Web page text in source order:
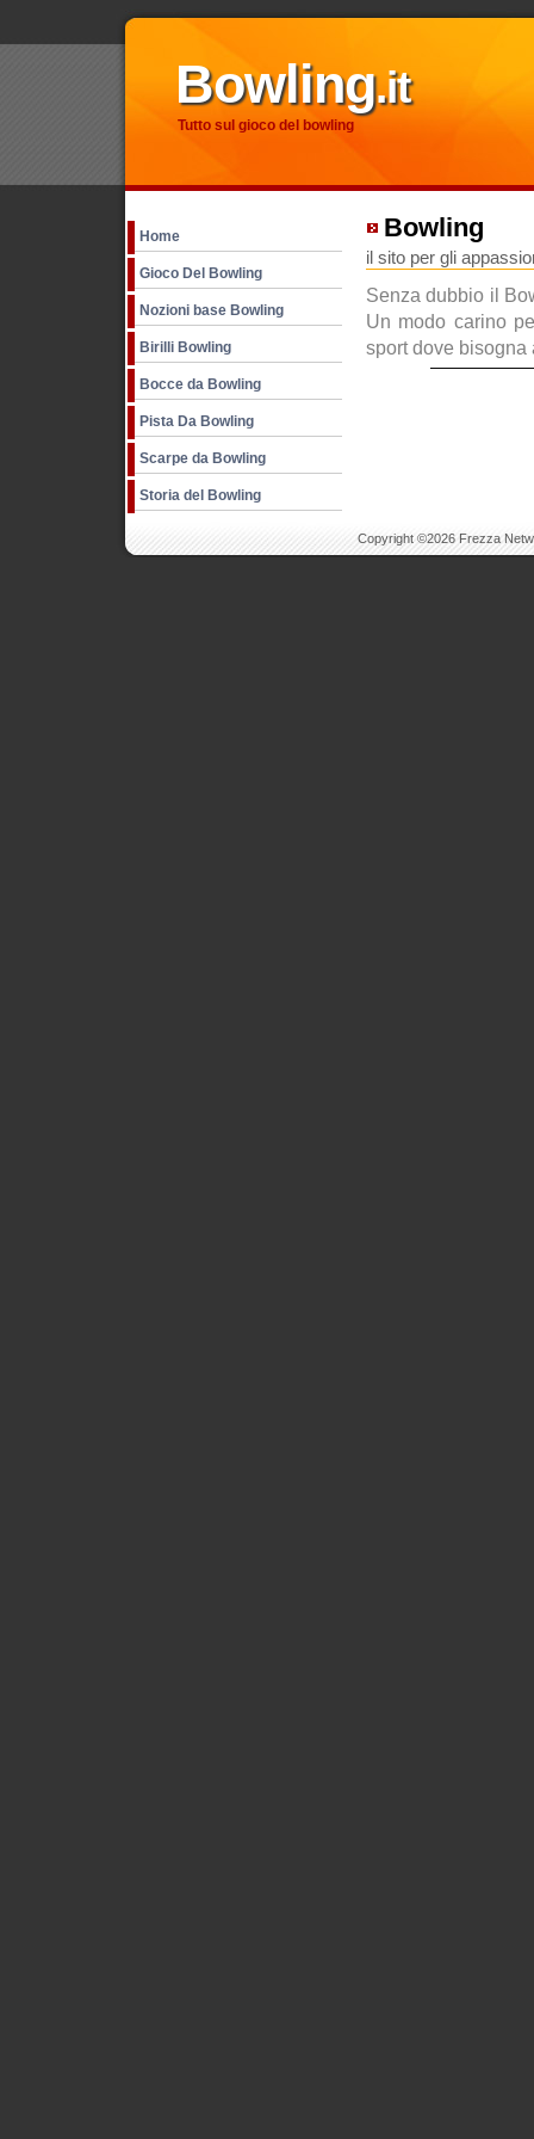
Bowling.it
Tutto sul gioco del bowling
Bowling
il sito per gli
Senza dubbio il
Un modo carino
sport dove bisogna
Home
Gioco Del Bowling
Nozioni base Bowling
Birilli Bowling
Bocce da Bowling
Pista Da Bowling
Scarpe da Bowling
Storia del Bowling
Copyright ©2026 Frezza